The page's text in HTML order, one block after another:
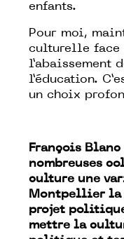
enfants.
Pour moi,
culturelle face
l’abaissement
l’éducation.
un choix
François
nombreuses
culture une
Montpellier la
projet
mettre la